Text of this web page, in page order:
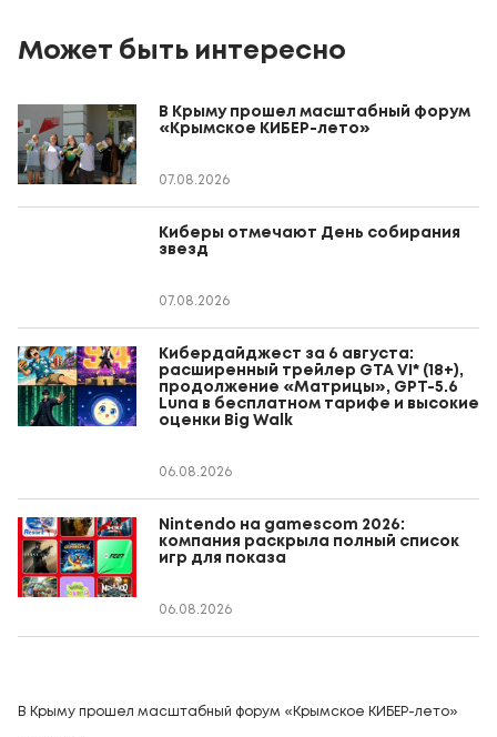
Может быть интересно
В Крыму прошел масштабный форум
«Крымское КИБЕР-лето»
07.08.2026
Киберы отмечают День собирания
звезд
07.08.2026
Кибердайджест за 6 августа:
расширенный трейлер GTA VI* (18+),
продолжение «Матрицы», GPT-5.6
Luna в бесплатном тарифе и высокие
оценки Big Walk
06.08.2026
Nintendo на gamescom 2026:
компания раскрыла полный список
игр для показа
06.08.2026
В Крыму прошел масштабный форум «Крымское КИБЕР-лето»